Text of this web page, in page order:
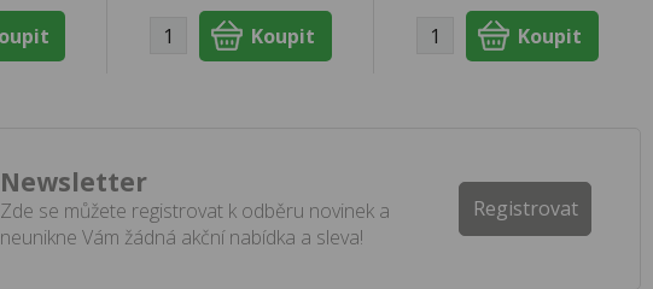
Newsletter
Zde se můžete registrovat k odběru novinek a
neunikne Vám žádná akční nabídka a sleva!
Registrovat